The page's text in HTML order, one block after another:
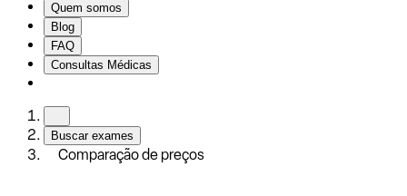
Quem somos
Blog
FAQ
Consultas Médicas
Buscar exames
Comparação de preços